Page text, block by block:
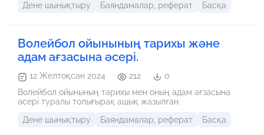
Дене шынықтыру
Баяндамалар, реферат Басқа
Волейбол ойынының тарихы және
адам ағзасына әсері.
12 Желтоқсан 2024 212
0
Волейбол ойынының тарихы мен оның адам ағзасына
әсері туралы толығырақ ашық жазылған.
Дене шынықтыру
Баяндамалар, реферат Басқа